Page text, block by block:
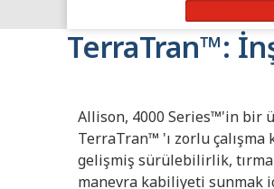
TerraTran™:
Allison, 4000 Series™'in bir
TerraTran™ 'ı zorlu çalışma
gelişmiş sürülebilirlik,
manevra kabiliyeti sunmak